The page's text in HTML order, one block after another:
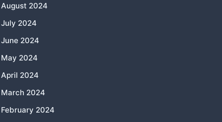
August 2024
July 2024
June 2024
May 2024
April 2024
March 2024
February 2024